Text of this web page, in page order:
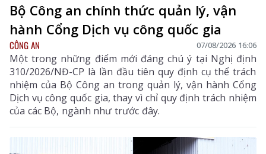
Bộ Công an chính thức quản lý, vận
hành Cổng Dịch vụ công quốc gia
CÔNG AN 07/08/2026 16:06
Một trong những điểm mới đáng chú ý tại Nghị định
310/2026/NĐ-CP là lần đầu tiên quy định cụ thể trách
nhiệm của Bộ Công an trong quản lý, vận hành Cổng
Dịch vụ công quốc gia, thay vì chỉ quy định trách nhiệm
của các Bộ, ngành như trước đây.